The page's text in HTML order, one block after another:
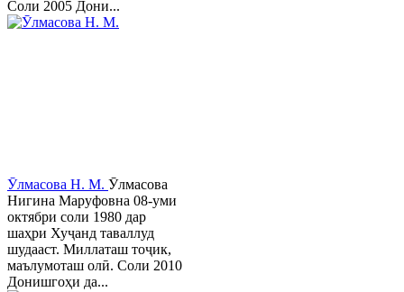
Соли 2005 Дони...
Ӯлмасова Н. М. Ӯлмасова
Нигина Маруфовна 08-уми
октябри соли 1980 дар
шаҳри Хуҷанд таваллуд
шудааст. Миллаташ тоҷик,
маълумоташ олӣ. Соли 2010
Донишгоҳи да...